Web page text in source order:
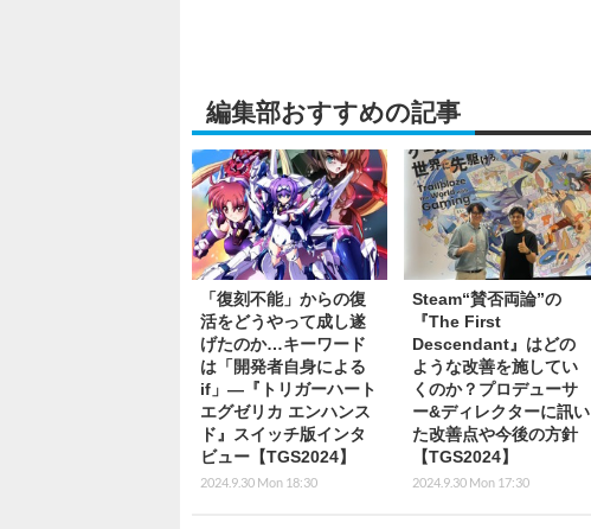
編集部おすすめの記事
「復刻不能」からの復
活をどうやって成し遂
げたのか…キーワード
は「開発者自身による
if」―『トリガーハート
エグゼリカ エンハンス
ド』スイッチ版インタ
ビュー【TGS2024】
2024.9.30 Mon 18:30
Steam“賛否両論”の
『The First
Descendant』はどの
ような改善を施してい
くのか？プロデューサ
ー&ディレクターに訊い
た改善点や今後の方針
【TGS2024】
2024.9.30 Mon 17:30